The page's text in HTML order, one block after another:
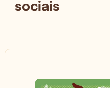
sociais